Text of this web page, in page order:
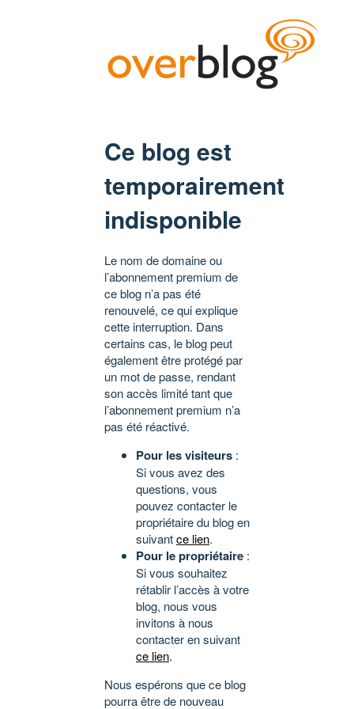
Ce blog est
temporairement
indisponible
Le nom de domaine ou
l’abonnement premium de
ce blog n’a pas été
renouvelé, ce qui explique
cette interruption. Dans
certains cas, le blog peut
également être protégé par
un mot de passe, rendant
son accès limité tant que
l’abonnement premium n’a
pas été réactivé.
Pour les visiteurs :
Si vous avez des
questions, vous
pouvez contacter le
propriétaire du blog en
suivantce lien.
Pour le propriétaire :
Si vous souhaitez
rétablir l’accès à votre
blog, nous vous
invitons à nous
contacter en suivant
ce lien.
Nous espérons que ce blog
pourra être de nouveau